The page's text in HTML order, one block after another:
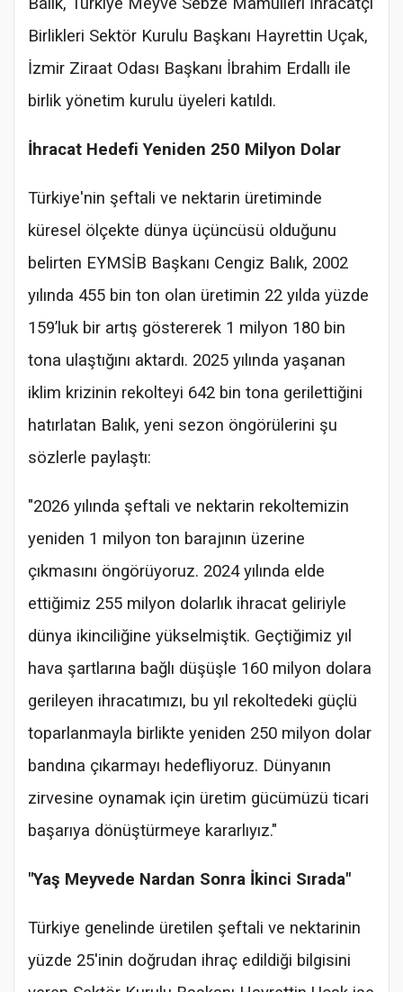
Balık, Türkiye Meyve Sebze Mamulleri İhracatçı
Birlikleri Sektör Kurulu Başkanı Hayrettin Uçak,
İzmir Ziraat Odası Başkanı İbrahim Erdallı ile
birlik yönetim kurulu üyeleri katıldı.
İhracat Hedefi Yeniden 250 Milyon Dolar
Türkiye'nin şeftali ve nektarin üretiminde
küresel ölçekte dünya üçüncüsü olduğunu
belirten EYMSİB Başkanı Cengiz Balık, 2002
yılında 455 bin ton olan üretimin 22 yılda yüzde
159’luk bir artış göstererek 1 milyon 180 bin
tona ulaştığını aktardı. 2025 yılında yaşanan
iklim krizinin rekolteyi 642 bin tona gerilettiğini
hatırlatan Balık, yeni sezon öngörülerini şu
sözlerle paylaştı:
"2026 yılında şeftali ve nektarin rekoltemizin
yeniden 1 milyon ton barajının üzerine
çıkmasını öngörüyoruz. 2024 yılında elde
ettiğimiz 255 milyon dolarlık ihracat geliriyle
dünya ikinciliğine yükselmiştik. Geçtiğimiz yıl
hava şartlarına bağlı düşüşle 160 milyon dolara
gerileyen ihracatımızı, bu yıl rekoltedeki güçlü
toparlanmayla birlikte yeniden 250 milyon dolar
bandına çıkarmayı hedefliyoruz. Dünyanın
zirvesine oynamak için üretim gücümüzü ticari
başarıya dönüştürmeye kararlıyız."
"Yaş Meyvede Nardan Sonra İkinci Sırada"
Türkiye genelinde üretilen şeftali ve nektarinin
yüzde 25'inin doğrudan ihraç edildiği bilgisini